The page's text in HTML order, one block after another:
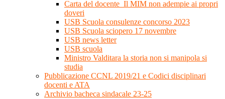
Carta del docente_Il MIM non adempie ai propri
doveri
USB Scuola consulenze concorso 2023
USB Scuola sciopero 17 novembre
USB news letter
USB scuola
Ministro Valditara la storia non si manipola si
studia
Pubblicazione CCNL 2019/21 e Codici disciplinari
docenti e ATA
Archivio bacheca sindacale 23-25